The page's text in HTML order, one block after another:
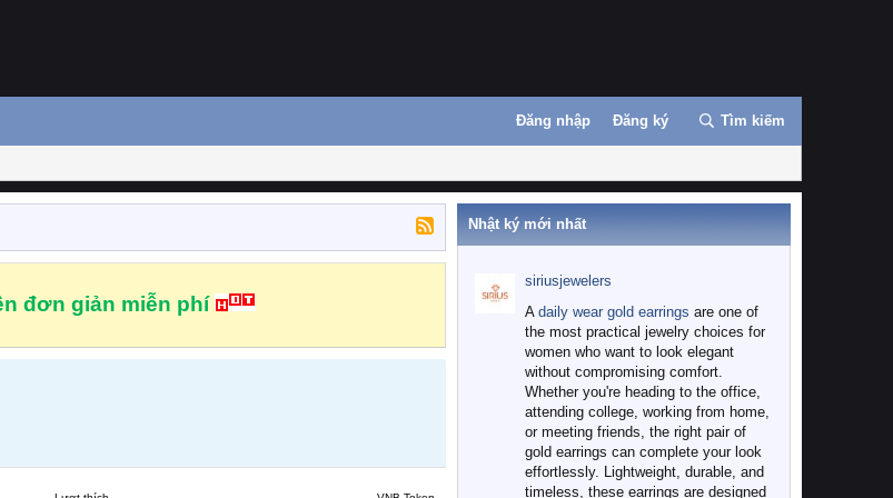
Đăng nhập Đăng ký Tìm kiếm
đơn giản miễn phí
Nhật ký mới nhất
siriusjewelers
A daily wear gold earrings are one of
the most practical jewelry choices for
women who want to look elegant
without compromising comfort.
Whether you're heading to the office,
attending college, working from home,
or meeting friends, the right pair of
gold earrings can complete your look
effortlessly. Lightweight, durable, and
timeless, these earrings are designed